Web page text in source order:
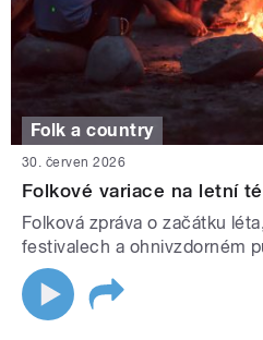
Folk a country
30. červen 2026
Folkové variace na letní
Folková zpráva o začátku
festivalech a ohnivzdorném